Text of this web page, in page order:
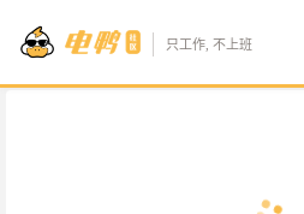
只工作, 不上班